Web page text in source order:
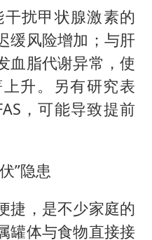
干扰甲状腺激素的
缓风险增加；与肝
血脂代谢异常，使
升。另有研究表
，可能导致提前
”隐患
捷，是不少家庭的
罐体与食物直接接